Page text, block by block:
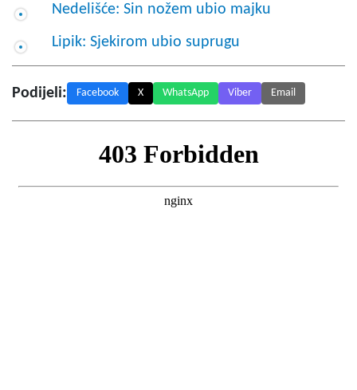
Nedelišće: Sin nožem ubio majku
Lipik: Sjekirom ubio suprugu
Podijeli: Facebook X WhatsApp Viber Email